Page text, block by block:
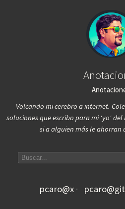
Volcando mi cerebro a internet.
soluciones que escribo para mi 'yo'
si a alguien más le ahorran
pcaro@x